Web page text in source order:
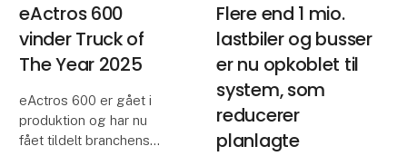
eActros 600
vinder Truck of
The Year 2025
eActros 600 er gået i
produktion og har nu
fået tildelt branchens
Flere end 1 mio.
lastbiler og busser
er nu opkoblet til
system, som
reducerer
planlagte